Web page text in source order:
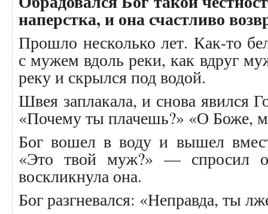
наперстка, и она счастливо
Прошло несколько лет. Как-то
с мужем вдоль реки, как вдруг
реку и скрылся под водой.
Швея заплакала, и снова явился
«Почему ты плачешь?» «О Боже,
Бог вошел в воду и вышел
«Это твой муж?» — спросил
воскликнула она.
Бог разгневался: «Неправда, ты